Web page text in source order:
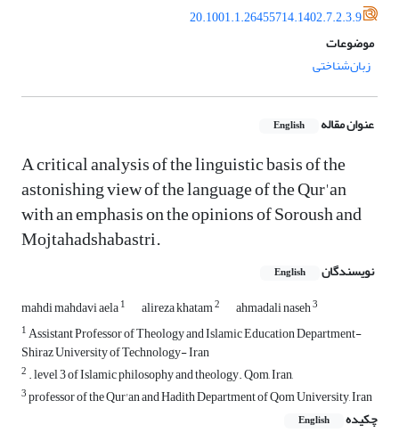
20.1001.1.26455714.1402.7.2.3.9
موضوعات
زبان‌شناختی
عنوان مقاله English
A critical analysis of the linguistic basis of the
astonishing view of the language of the Qur'an
with an emphasis on the opinions of Soroush and
Mojtahadshabastri.
نویسندگان English
mahdi mahdavi aela1 alireza khatam2 ahmadali naseh3
1Assistant Professor of Theology and Islamic Education Department-
Shiraz University of Technology- Iran
2 . level 3 of Islamic philosophy and theology. Qom, Iran,
3professor of the Qur'an and Hadith Department of Qom University, Iran
چکیده
English